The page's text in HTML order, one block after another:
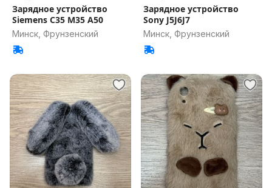
Зарядное устройство
Siemens C35 M35 A50
Минск, Фрунзенский
Зарядное устройство
Sony J5J6J7
Минск, Фрунзенский